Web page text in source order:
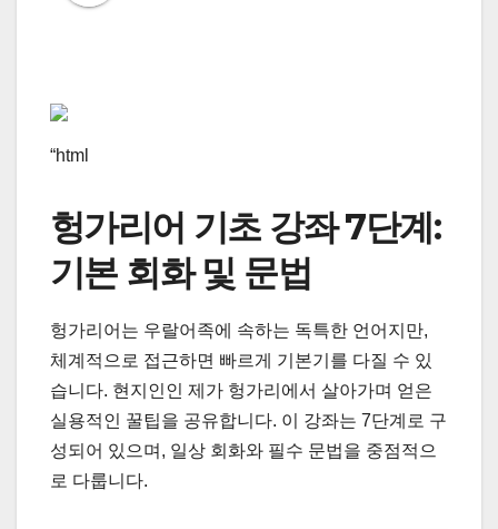
“html
헝가리어 기초 강좌 7단계:
기본 회화 및 문법
헝가리어는 우랄어족에 속하는 독특한 언어지만,
체계적으로 접근하면 빠르게 기본기를 다질 수 있
습니다. 현지인인 제가 헝가리에서 살아가며 얻은
실용적인 꿀팁을 공유합니다. 이 강좌는 7단계로 구
성되어 있으며, 일상 회화와 필수 문법을 중점적으
로 다룹니다.